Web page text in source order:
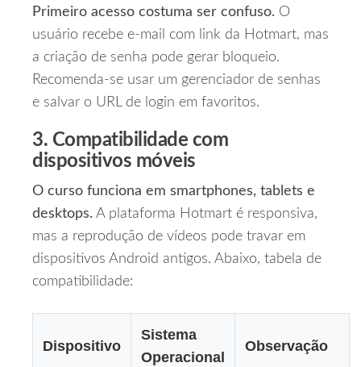
Primeiro acesso costuma ser confuso. O
usuário recebe e‑mail com link da Hotmart, mas
a criação de senha pode gerar bloqueio.
Recomenda‑se usar um gerenciador de senhas
e salvar o URL de login em favoritos.
3. Compatibilidade com
dispositivos móveis
O curso funciona em smartphones, tablets e
desktops. A plataforma Hotmart é responsiva,
mas a reprodução de vídeos pode travar em
dispositivos Android antigos. Abaixo, tabela de
compatibilidade:
Dispositivo
Sistema
Operacional
Observação